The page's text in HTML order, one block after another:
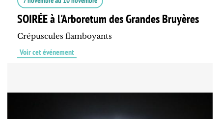
SOIRÉE à l'Arboretum des Grandes Bruyères
Crépuscules flamboyants
Voir cet événement